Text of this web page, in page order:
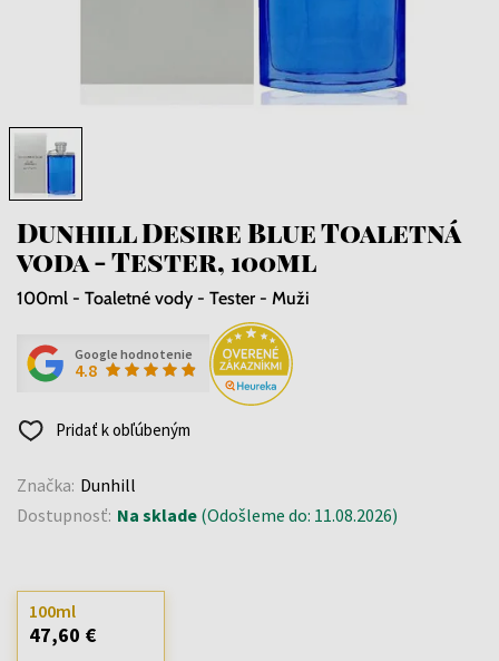
Dunhill Desire Blue Toaletná
voda - Tester, 100ml
100ml - Toaletné vody - Tester - Muži
Google hodnotenie
4.8
Pridať k obľúbeným
Značka: Dunhill
Dostupnosť: Na sklade (Odošleme do: 11.08.2026)
100ml
47,60 €